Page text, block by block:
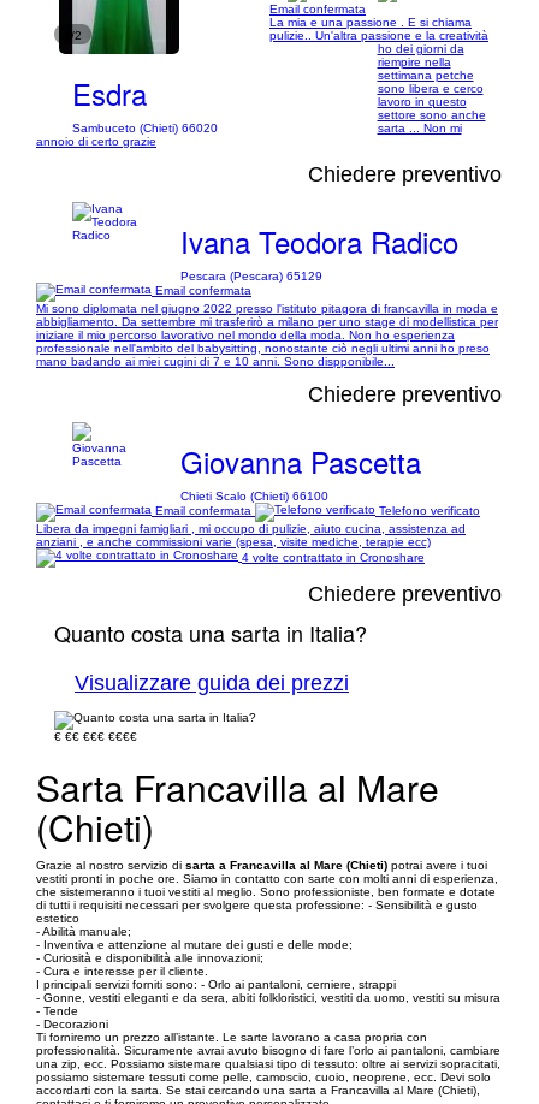
1/2
Esdra
Sambuceto (Chieti) 66020
Email confermata
La mia e una passione . E si chiama
pulizie.. Un'altra passione e la creatività
ho dei giorni da
riempire nella
settimana petche
sono libera e cerco
lavoro in questo
settore sono anche
sarta ... Non mi
annoio di certo grazie
Chiedere preventivo
Ivana Teodora Radico
Pescara (Pescara) 65129
Email confermata
Mi sono diplomata nel giugno 2022 presso l'istituto pitagora di francavilla in moda e
abbigliamento. Da settembre mi trasferirò a milano per uno stage di modellistica per
iniziare il mio percorso lavorativo nel mondo della moda. Non ho esperienza
professionale nell'ambito del babysitting, nonostante ciò negli ultimi anni ho preso
mano badando ai miei cugini di 7 e 10 anni. Sono dispponibile...
Chiedere preventivo
Giovanna Pascetta
Chieti Scalo (Chieti) 66100
Email confermata
Telefono verificato
Libera da impegni famigliari , mi occupo di pulizie, aiuto cucina, assistenza ad
anziani , e anche commissioni varie (spesa, visite mediche, terapie ecc)
4 volte contrattato in Cronoshare
Chiedere preventivo
Quanto costa una sarta in Italia?
Visualizzare guida dei prezzi
€ €€ €€€ €€€€
Sarta Francavilla al Mare
(Chieti)
Grazie al nostro servizio di sarta a Francavilla al Mare (Chieti) potrai avere i tuoi
vestiti pronti in poche ore. Siamo in contatto con sarte con molti anni di esperienza,
che sistemeranno i tuoi vestiti al meglio. Sono professioniste, ben formate e dotate
di tutti i requisiti necessari per svolgere questa professione: - Sensibilità e gusto
estetico
- Abilità manuale;
- Inventiva e attenzione al mutare dei gusti e delle mode;
- Curiosità e disponibilità alle innovazioni;
- Cura e interesse per il cliente.
I principali servizi forniti sono: - Orlo ai pantaloni, cerniere, strappi
- Gonne, vestiti eleganti e da sera, abiti folkloristici, vestiti da uomo, vestiti su misura
- Tende
- Decorazioni
Ti forniremo un prezzo all’istante. Le sarte lavorano a casa propria con
professionalità. Sicuramente avrai avuto bisogno di fare l’orlo ai pantaloni, cambiare
una zip, ecc. Possiamo sistemare qualsiasi tipo di tessuto: oltre ai servizi sopracitati,
possiamo sistemare tessuti come pelle, camoscio, cuoio, neoprene, ecc. Devi solo
accordarti con la sarta. Se stai cercando una sarta a Francavilla al Mare (Chieti),